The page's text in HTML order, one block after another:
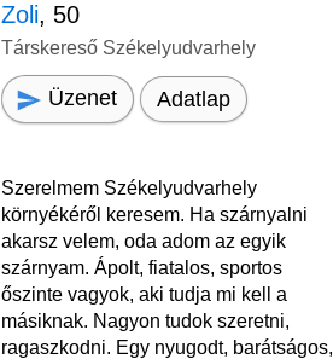
Zoli, 50
Társkereső Székelyudvarhely
Üzenet Adatlap
Szerelmem Székelyudvarhely
környékéről keresem. Ha szárnyalni
akarsz velem, oda adom az egyik
szárnyam. Ápolt, fiatalos, sportos
őszinte vagyok, aki tudja mi kell a
másiknak. Nagyon tudok szeretni,
ragaszkodni. Egy nyugodt, barátságos,